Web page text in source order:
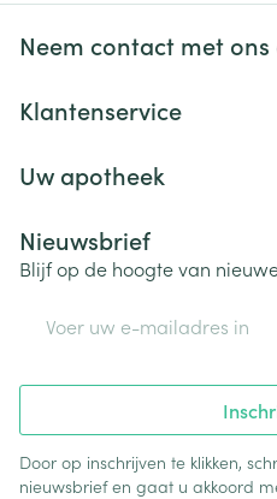
Neem contact met ons
Klantenservice
Uw apotheek
Nieuwsbrief
Blijf op de hoogte van
Door op inschrijven te klikken,
nieuwsbrief en gaat u akkoord